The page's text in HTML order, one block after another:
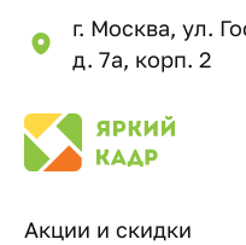
г. Москва, ул.
д. 7а, корп. 2
Акции и скидки